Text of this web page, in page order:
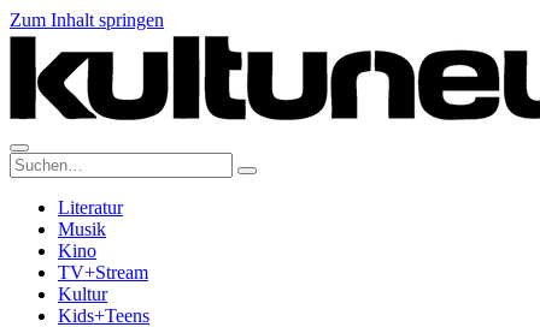
Zum Inhalt springen
Suche:
Literatur
Musik
Kino
TV+Stream
Kultur
Kids+Teens